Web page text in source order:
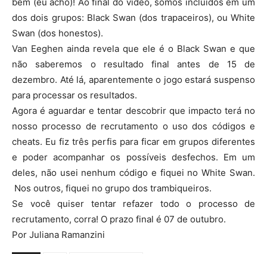
dos dois grupos: Black Swan (dos trapaceiros), ou White
Swan (dos honestos).
Van Eeghen ainda revela que ele é o Black Swan e que
não saberemos o resultado final antes de 15 de
dezembro. Até lá, aparentemente o jogo estará suspenso
para processar os resultados.
Agora é aguardar e tentar descobrir que impacto terá no
nosso processo de recrutamento o uso dos códigos e
cheats. Eu fiz três perfis para ficar em grupos diferentes
e poder acompanhar os possíveis desfechos. Em um
deles, não usei nenhum código e fiquei no White Swan.
Nos outros, fiquei no grupo dos trambiqueiros.
Se você quiser tentar refazer todo o processo de
recrutamento, corra! O prazo final é 07 de outubro.
Por Juliana Ramanzini